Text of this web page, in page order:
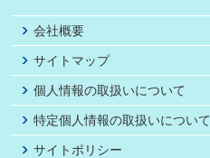
会社概要
サイトマップ
個人情報の取扱いについて
特定個人情報の取扱いについて
サイトポリシー